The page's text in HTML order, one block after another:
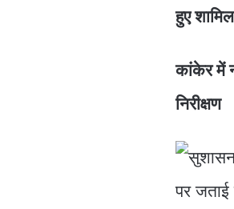
हुए शामिल
कांकेर में
निरीक्षण